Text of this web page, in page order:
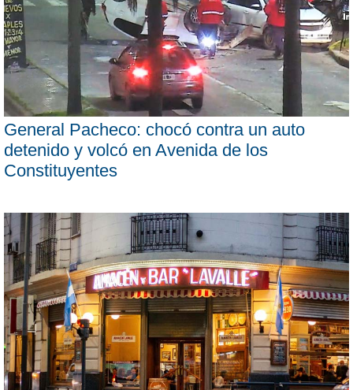
General Pacheco: chocó contra un auto
detenido y volcó en Avenida de los
Constituyentes